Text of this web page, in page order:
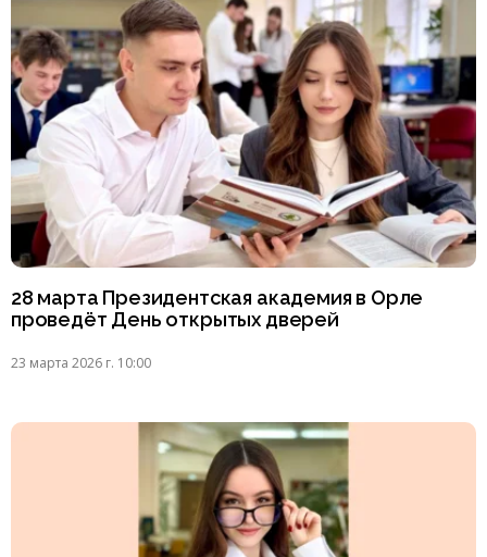
28 марта Президентская академия в Орле
проведёт День открытых дверей
23 марта 2026 г. 10:00